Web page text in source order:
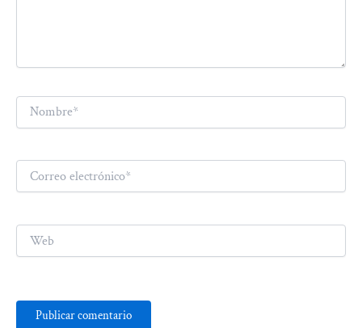
Nombre*
electrónico*